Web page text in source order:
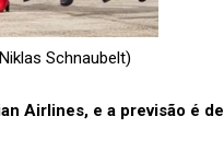
Schnaubelt)
Airlines, e a previsão é de